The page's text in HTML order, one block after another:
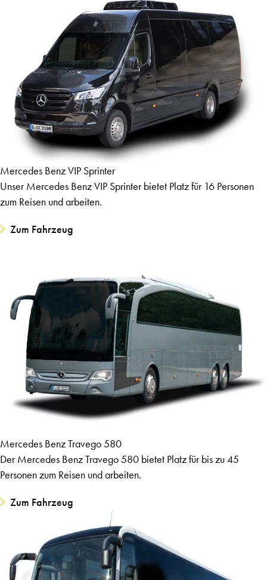
Mercedes Benz VIP Sprinter
Unser Mercedes Benz VIP Sprinter bietet Platz für 16 Personen
zum Reisen und arbeiten.
Zum Fahrzeug
Mercedes Benz Travego 580
Der Mercedes Benz Travego 580 bietet Platz für bis zu 45
Personen zum Reisen und arbeiten.
Zum Fahrzeug